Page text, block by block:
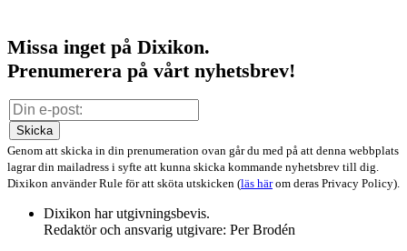
Missa inget på Dixikon.
Prenumerera på vårt nyhetsbrev!
Skicka
Genom att skicka in din prenumeration ovan går du med på att denna webbplats
lagrar din mailadress i syfte att kunna skicka kommande nyhetsbrev till dig.
Dixikon använder Rule för att sköta utskicken (läs härom deras Privacy Policy).
Dixikon har utgivningsbevis.
Redaktör och ansvarig utgivare: Per Brodén